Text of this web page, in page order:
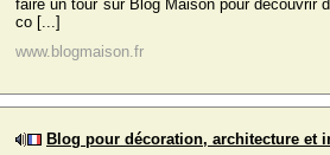
faire un tour sur Blog Maison pour découvrir
co [...]
www.blogmaison.fr
Blog pour décoration, architecture et